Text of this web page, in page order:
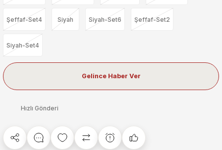
Şeffaf-Set4 Siyah Siyah-Set6 Şeffaf-Set2
Siyah-Set4
Gelince Haber Ver
Hızlı Gönderi